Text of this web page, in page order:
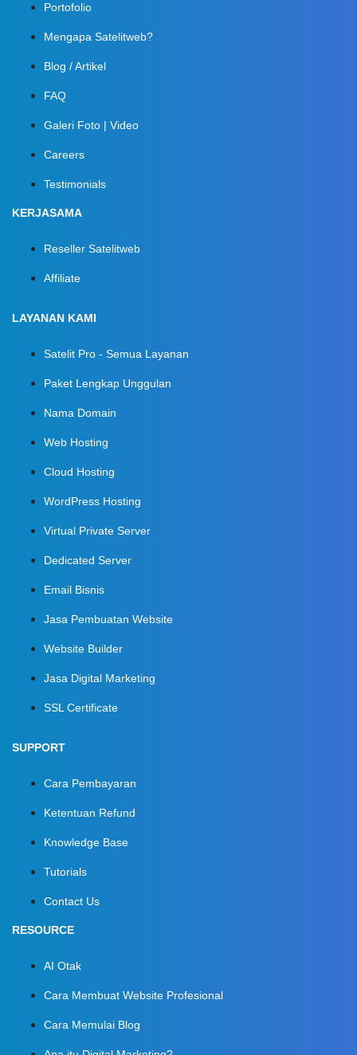
Portofolio
Mengapa Satelitweb?
Blog / Artikel
FAQ
Galeri Foto | Video
Careers
Testimonials
KERJASAMA
Reseller Satelitweb
Affiliate
LAYANAN KAMI
Satelit Pro - Semua Layanan
Paket Lengkap Unggulan
Nama Domain
Web Hosting
Cloud Hosting
WordPress Hosting
Virtual Private Server
Dedicated Server
Email Bisnis
Jasa Pembuatan Website
Website Builder
Jasa Digital Marketing
SSL Certificate
SUPPORT
Cara Pembayaran
Ketentuan Refund
Knowledge Base
Tutorials
Contact Us
RESOURCE
AI Otak
Cara Membuat Website Profesional
Cara Memulai Blog